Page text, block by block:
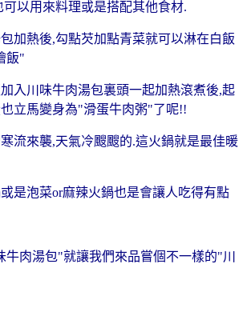
可以用來料理或是搭配其他食材.
加熱後,勾點芡加點青菜就可以淋在白飯
飯"
入川味牛肉湯包裏頭一起加熱滾煮後,起
立馬變身為"滑蛋牛肉粥"了呢!!
流來襲,天氣冷颼颼的.這火鍋就是最佳暖
是泡菜or麻辣火鍋也是會讓人吃得有點
肉湯包"就讓我們來品嘗個不一樣的"川